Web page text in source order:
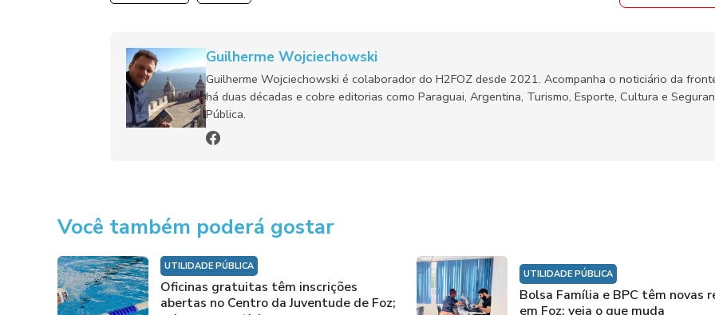
Guilherme Wojciechowski
Guilherme Wojciechowski é colaborador do H2FOZ desde 2021. Acompanha o noticiário da
há duas décadas e cobre editorias como Paraguai, Argentina, Turismo, Esporte, Cultura e
Pública.
Você também poderá gostar
UTILIDADE PÚBLICA
Oficinas gratuitas têm inscrições
abertas no Centro da Juventude de Foz;
UTILIDADE PÚBLICA
Bolsa Família e BPC têm novas
em Foz; veja o que muda